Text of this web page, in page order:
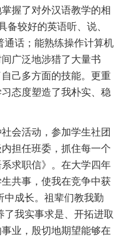
握了对外汉语教学的相
备较好的英语听、说、
通话；能熟练操作计算机
广泛地涉猎了大量书
己多方面的技能。更重
态度塑造了我朴实、稳
会活动，参加学生社团
担任班委，抓住每一个
求职信》。在大学四年
共事，使我在竞争中获
中成长。祖辈们教我勤
我实事求是、开拓进取
业，殷切地期望能够在